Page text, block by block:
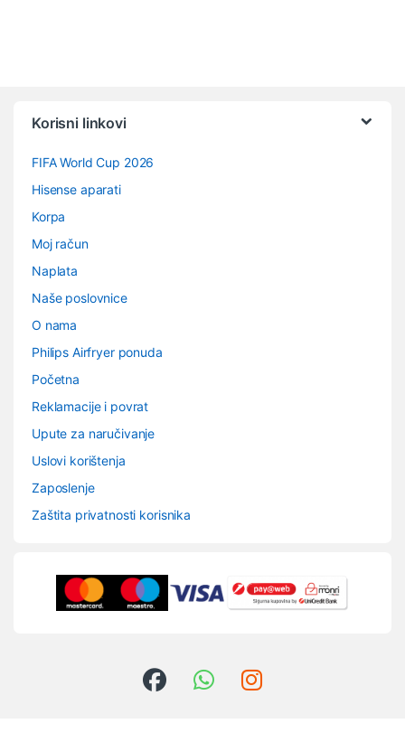
Korisni linkovi
FIFA World Cup 2026
Hisense aparati
Korpa
Moj račun
Naplata
Naše poslovnice
O nama
Philips Airfryer ponuda
Početna
Reklamacije i povrat
Upute za naručivanje
Uslovi korištenja
Zaposlenje
Zaštita privatnosti korisnika